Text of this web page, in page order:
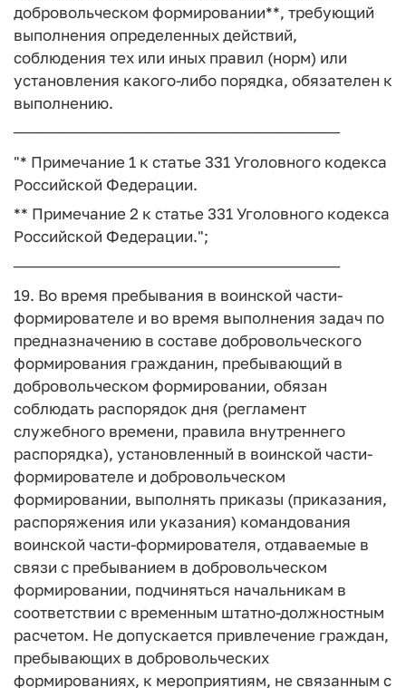
добровольческом формировании**, требующий
выполнения определенных действий,
соблюдения тех или иных правил (норм) или
установления какого-либо порядка, обязателен к
выполнению.
──────────────────────────────
"* Примечание 1 к статье 331 Уголовного кодекса
Российской Федерации.
** Примечание 2 к статье 331 Уголовного кодекса
Российской Федерации.";
──────────────────────────────
19. Во время пребывания в воинской части-
формирователе и во время выполнения задач по
предназначению в составе добровольческого
формирования гражданин, пребывающий в
добровольческом формировании, обязан
соблюдать распорядок дня (регламент
служебного времени, правила внутреннего
распорядка), установленный в воинской части-
формирователе и добровольческом
формировании, выполнять приказы (приказания,
распоряжения или указания) командования
воинской части-формирователя, отдаваемые в
связи с пребыванием в добровольческом
формировании, подчиняться начальникам в
соответствии с временным штатно-должностным
расчетом. Не допускается привлечение граждан,
пребывающих в добровольческих
формированиях, к мероприятиям, не связанным с